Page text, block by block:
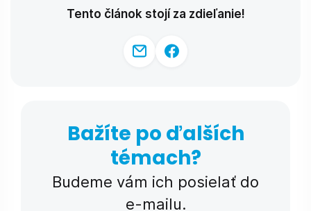
Tento článok stojí za zdieľanie!
Bažíte po ďalších
témach?
Budeme vám ich posielať do
e-⁠mailu.